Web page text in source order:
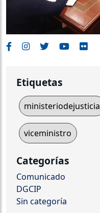
Etiquetas
ministeriodejusticia
viceministro
Categorías
Comunicado
DGCIP
Sin categoría